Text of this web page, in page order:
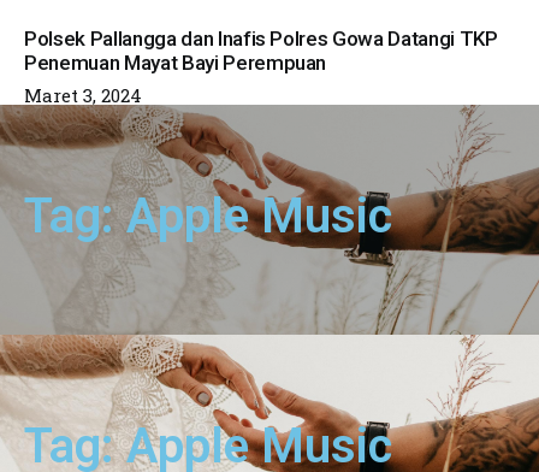
Polsek Pallangga dan Inafis Polres Gowa Datangi TKP
Penemuan Mayat Bayi Perempuan
Maret 3, 2024
Tag: Apple Music
Tag: Apple Music